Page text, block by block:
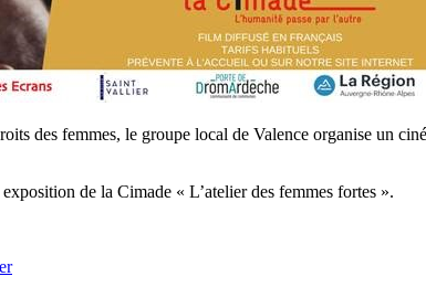
des femmes, le groupe local de Valence organise un
de la Cimade « L’atelier des femmes fortes ».